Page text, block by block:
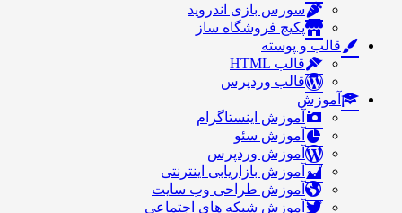
سورس بازی اندروید
پکیج فروشگاه ساز
قالب و پوسته
قالب HTML
قالب وردپرس
آموزش
آموزش اینستاگرام
آموزش سئو
آموزش وردپرس
آموزش بازاریابی اینترنتی
آموزش طراحی وب سایت
آموزش شبکه های اجتماعی